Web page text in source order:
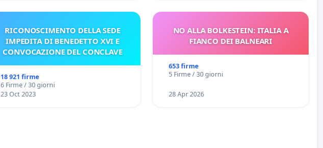
RICONOSCIMENTO DELLA SEDE
IMPEDITA DI BENEDETTO XVI E
CONVOCAZIONE DEL CONCLAVE
18 921 firme
6 Firme / 30 giorni
23 Oct 2023
NO ALLA BOLKESTEIN: ITALIA A
FIANCO DEI BALNEARI
653 firme
5 Firme / 30 giorni
28 Apr 2026